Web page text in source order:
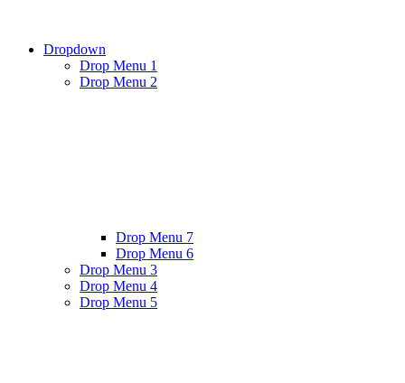
Dropdown
Drop Menu 1
Drop Menu 2
Drop Menu 7
Drop Menu 6
Drop Menu 3
Drop Menu 4
Drop Menu 5